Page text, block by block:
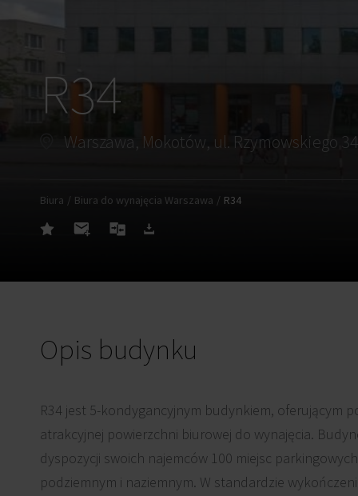
R34
Warszawa, Mokotów, ul. Rzymowskiego 34
Biura Biura do wynajęcia Warszawa R34
Opis budynku
R34 jest 5-kondygancyjnym budynkiem, oferującym
atrakcyjnej powierzchni biurowej do wynajęcia.
dyspozycji swoich najemców 100 miejsc
podziemnym i naziemnym. W standardzie